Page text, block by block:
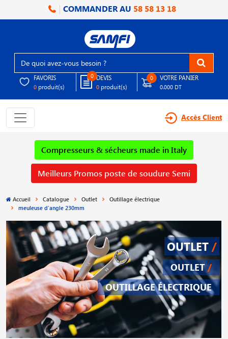
COMMANDER AU 58 58 13 18
FAVORIS
0 produit(s)
0 DEVIS
0 produit(s)
0 VOTRE PANIER
0.000 DT
Accès Client
Compresseurs & sécheurs made in Italy
Meilleurs Promos poste de soudure Semi
Accueil Catalogue Outlet
Outillage électrique
meuleuse d′angle 230mm
OUTLET /
OUTLET /
OUTILLAGE ÉLECTRIQUE